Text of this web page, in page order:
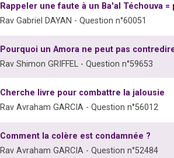
Rappeler une faute à un Ba'al Téchouva
Rav Gabriel DAYAN - Question n°60051
Pourquoi un Amora ne peut pas
Rav Shimon GRIFFEL - Question n°59653
Cherche livre pour combattre la jalousie
Rav Avraham GARCIA - Question n°56012
Comment la colère est condamnée ?
Rav Avraham GARCIA - Question n°52484